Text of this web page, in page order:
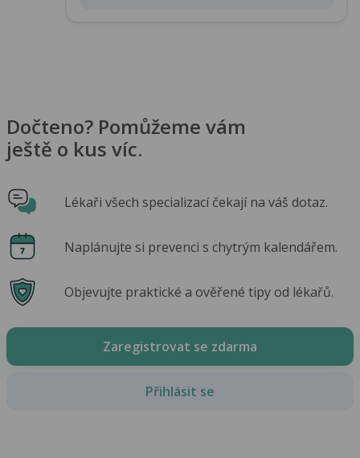
Dočteno? Pomůžeme vám
ještě o kus víc.
Lékaři všech specializací čekají na váš dotaz.
Naplánujte si prevenci s chytrým kalendářem.
Objevujte praktické a ověřené tipy od lékařů.
Zaregistrovat se zdarma
Přihlásit se